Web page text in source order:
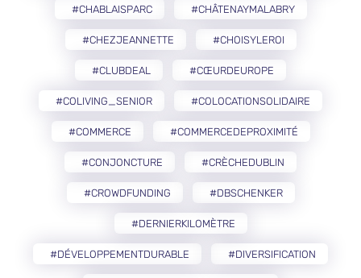
#CHABLAISPARC #CHÂTENAYMALABRY
#CHEZJEANNETTE #CHOISYLEROI
#CLUBDEAL #CŒURDEUROPE
#COLIVING_SENIOR #COLOCATIONSOLIDAIRE
#COMMERCE #COMMERCEDEPROXIMITÉ
#CONJONCTURE #CRÈCHEDUBLIN
#CROWDFUNDING #DBSCHENKER
#DERNIERKILOMÈTRE
#DÉVELOPPEMENTDURABLE #DIVERSIFICATION